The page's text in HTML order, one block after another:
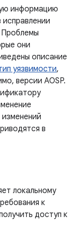
информацию
они
описание
уязвимости,
версии AOSP.
в
локальному
к
доступ к